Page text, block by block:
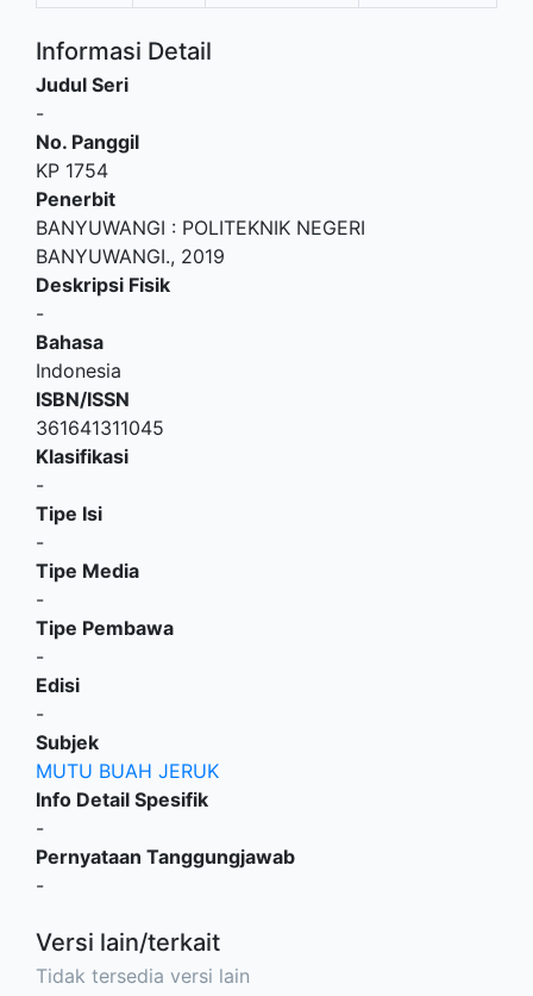
Informasi Detail
Judul Seri
-
No. Panggil
KP 1754
Penerbit
BANYUWANGI : POLITEKNIK NEGERI
BANYUWANGI., 2019
Deskripsi Fisik
-
Bahasa
Indonesia
ISBN/ISSN
361641311045
Klasifikasi
-
Tipe Isi
-
Tipe Media
-
Tipe Pembawa
-
Edisi
-
Subjek
MUTU BUAH JERUK
Info Detail Spesifik
-
Pernyataan Tanggungjawab
-
Versi lain/terkait
Tidak tersedia versi lain